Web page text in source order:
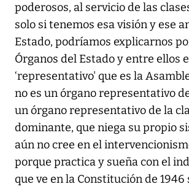
poderosos, al servicio de las
solo si tenemos esa visión y ese
Estado, podríamos explicarnos
Órganos del Estado y entre ellos
‘representativo' que es la
no es un órgano representativo
un órgano representativo de la
dominante, que niega su propio
aún no cree en el
porque practica y sueña con el
que ve en la Constitución de 1946